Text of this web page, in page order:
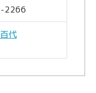
2266
代